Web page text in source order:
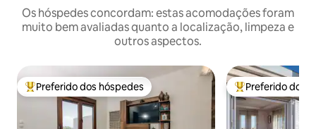
Os hóspedes concordam: estas acomodações foram
muito bem avaliadas quanto a localização, limpeza e
outros aspectos.
Entre os melhores preferidos dos hóspedes
Preferido dos hóspedes Entre os
Preferido dos